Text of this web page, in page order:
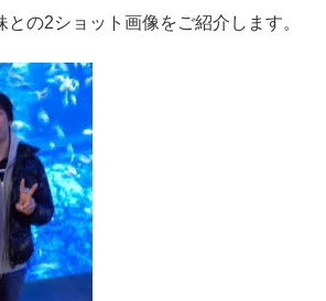
の2ショット画像をご紹介します。